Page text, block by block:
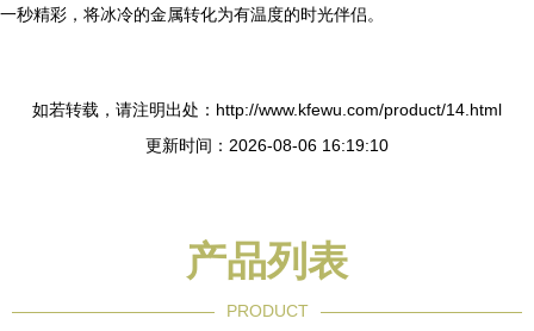
一秒精彩，将冰冷的金属转化为有温度的时光伴侣。
如若转载，请注明出处：http://www.kfewu.com/product/14.html
更新时间：2026-08-06 16:19:10
产品列表
PRODUCT